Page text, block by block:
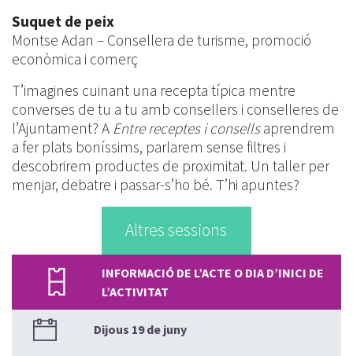
Suquet de peix
Montse Adan – Consellera de turisme, promoció
econòmica i comerç
T’imagines cuinant una recepta típica mentre
converses de tu a tu amb consellers i conselleres de
l’Ajuntament? A Entre receptes i consellsaprendrem
a fer plats boníssims, parlarem sense filtres i
descobrirem productes de proximitat. Un taller per
menjar, debatre i passar-s’ho bé. T’hi apuntes?
Altres sessions
INFORMACIÓ DE L’ACTE O DIA D’INICI DE
L’ACTIVITAT
Dijous 19 de juny